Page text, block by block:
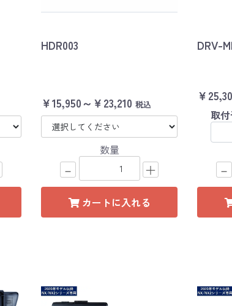
HDR003
￥15,950～￥23,210税込
数量
－ ＋
カートに入れる
DRV-
￥
取
－